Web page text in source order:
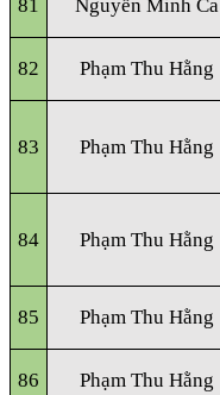
81 Nguyễn Minh Ca
82 Phạm Thu Hằng
83 Phạm Thu Hằng
84 Phạm Thu Hằng
85 Phạm Thu Hằng
86 Phạm Thu Hằng